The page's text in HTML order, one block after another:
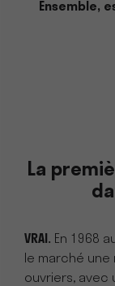
Ensemble,
La
VRAI. En 1968
le marché
ouvriers, avec